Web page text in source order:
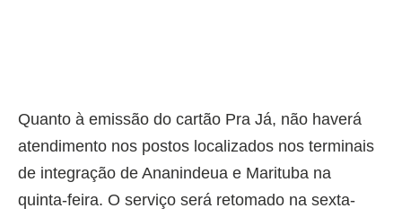
Quanto à emissão do cartão Pra Já, não haverá
atendimento nos postos localizados nos terminais
de integração de Ananindeua e Marituba na
quinta-feira. O serviço será retomado na sexta-